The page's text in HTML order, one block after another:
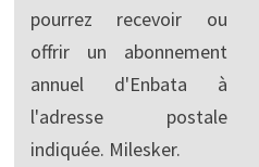
pourrez recevoir ou
offrir un abonnement
annuel d'Enbata à
l'adresse postale
indiquée. Milesker.